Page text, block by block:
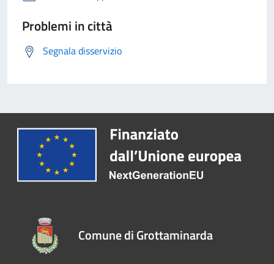
Problemi in città
Segnala disservizio
Comune di Grottaminarda